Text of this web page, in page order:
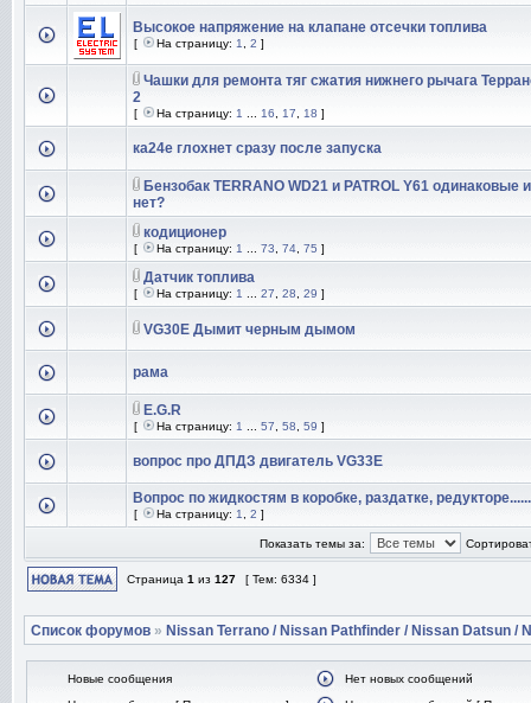
Высокое напряжение на клапане отсечки топлива
[ На страницу: 1 2 ]
Чашки для ремонта тяг сжатия нижнего рычага
2
[ На страницу: 1 16 17 18 ]
ка24е глохнет сразу после запуска
Бензобак TERRANO WD21 и PATROL Y61 одинаковые
нет?
кодиционер
[ На страницу: 1 73 74 75 ]
Датчик топлива
[ На страницу: 1 27 28 29 ]
VG30E Дымит черным дымом
рама
E.G.R
[ На страницу: 1 57 58 59 ]
вопрос про ДПДЗ двигатель VG33E
Вопрос по жидкостям в коробке, раздатке, редукторе......
[ На страницу: 1 2 ]
Показать темы за:
Страница 1 из 127 [ Тем: 6334 ]
Список форумов » Nissan Terrano / Nissan Pathfinder / Nissan Datsun /
Новые сообщения
Нет новых сообщений